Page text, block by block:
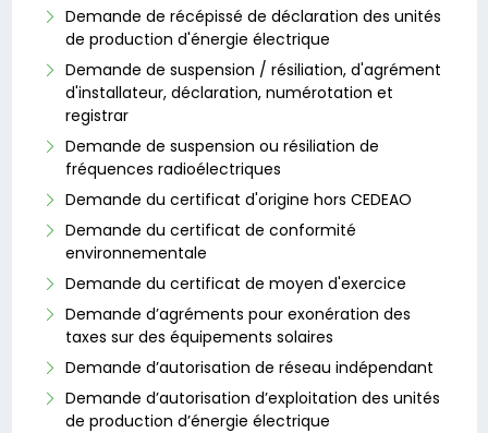
Demande de récépissé de déclaration des unités
de production d'énergie électrique
Demande de suspension / résiliation, d'agrément
d'installateur, déclaration, numérotation et
registrar
Demande de suspension ou résiliation de
fréquences radioélectriques
Demande du certificat d'origine hors CEDEAO
Demande du certificat de conformité
environnementale
Demande du certificat de moyen d'exercice
Demande d’agréments pour exonération des
taxes sur des équipements solaires
Demande d’autorisation de réseau indépendant
Demande d’autorisation d’exploitation des unités
de production d’énergie électrique